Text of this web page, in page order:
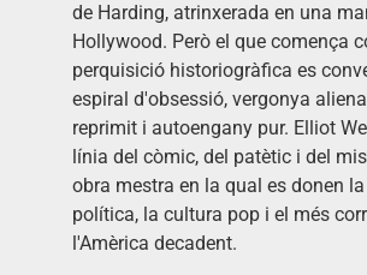
de Harding, atrinxerada en una
Hollywood. Però el que comença
perquisició historiogràfica es
espiral d'obsessió, vergonya
reprimit i autoengany pur. Elliot
línia del còmic, del patètic i del
obra mestra en la qual es donen
política, la cultura pop i el més
l'Amèrica decadent.